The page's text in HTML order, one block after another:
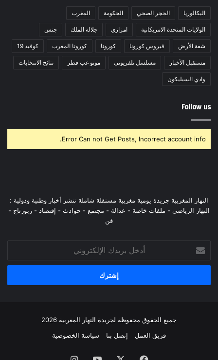
البكالوريا الحجر الصحي الحكومة المغرب
الولايات المتحدة الامريكانية امزازي جلالة الملك جنس
شقة الأرض فيروس كورونا كورونا كورونا المغرب كوفيد 19
مستقبل الأخبار مسلسل تلفزيونى موتو غب قطر نتائج الانتخابات
وادي السيليكون
Follow us
Error Can not Get Posts, Incorrect account info.
النهار المغربية جريدة يومية مغربية مستقلة شاملة تنشر أخبار وطنية ودولية :
النهار الرياضي - ملفات خاصة - عدالة - مجتمع - حوادث - إقتصاد - ربورتاج -
فن
بريدك
الإلكتروني
جميع الحقوق محفوظة لجريدة النهار المغربية 2026
فريق العمل
إتصل بنا سياسة الخصوصية